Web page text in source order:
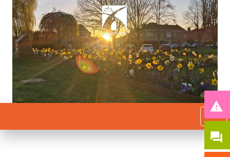
menu
report_problem
question_answer